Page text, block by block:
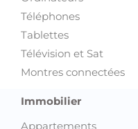
Téléphones
Tablettes
Télévision et Sat
Montres connectées
Immobilier
Appartements